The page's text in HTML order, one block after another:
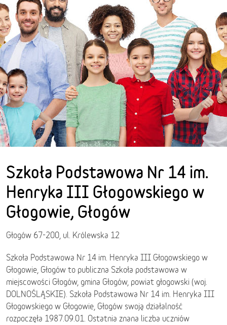
Szkoła Podstawowa Nr 14 im.
Henryka III Głogowskiego w
Głogowie, Głogów
Głogów 67-200, ul. Królewska 12
Szkoła Podstawowa Nr 14 im. Henryka III Głogowskiego w
Głogowie, Głogów to publiczna Szkoła podstawowa w
miejscowości Głogów, gmina Głogów, powiat głogowski (woj.
DOLNOŚLĄSKIE). Szkoła Podstawowa Nr 14 im. Henryka III
Głogowskiego w Głogowie, Głogów swoją działalność
rozpoczęła 1987.09.01. Ostatnia znana liczba uczniów